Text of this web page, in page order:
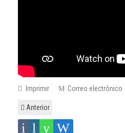
Imprimir Correo electrónico
Anterior